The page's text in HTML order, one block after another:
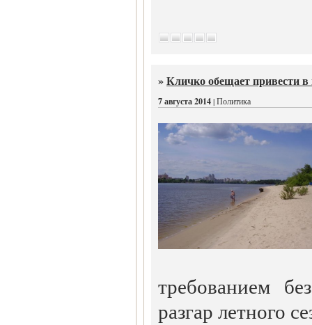
»Кличко обещает привести
7 августа 2014| Политика
требованием
разгар летного